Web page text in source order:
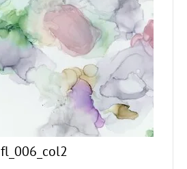
fl_006_col2